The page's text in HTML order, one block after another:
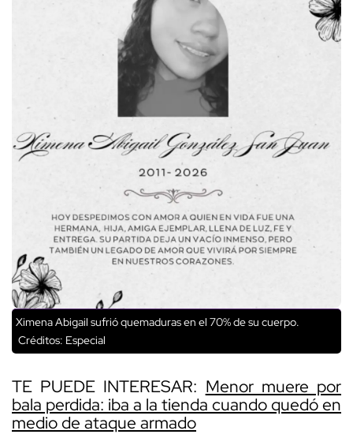
Ximena Abigail sufrió quemaduras en el 70% de su cuerpo.
Créditos: Especial
TE PUEDE INTERESAR: Menor muere por
bala perdida: iba a la tienda cuando quedó en
medio de ataque armado